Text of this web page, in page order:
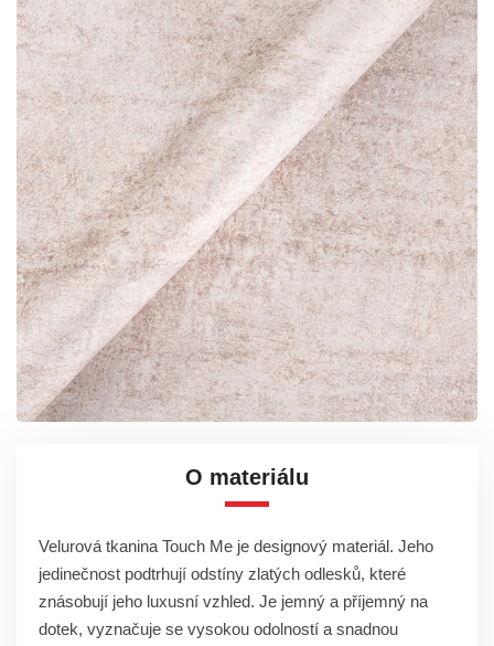
O materiálu
Velurová tkanina Touch Me je designový materiál. Jeho
jedinečnost podtrhují odstíny zlatých odlesků, které
znásobují jeho luxusní vzhled. Je jemný a příjemný na
dotek, vyznačuje se vysokou odolností a snadnou